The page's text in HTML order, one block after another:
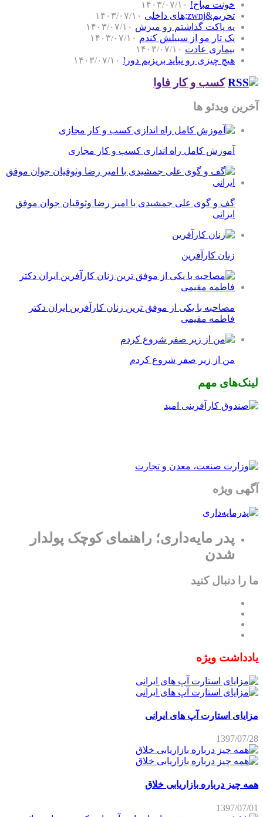
خونت مباح! ۱۴۰۳/۰۷/۱۰
تحریم&zwnj;های داخلی
۱۴۰۳/۰۷/۱۰
یه پاکت گذاشتم رو میزش ۱۴۰۳/۰۷/۱۰
یک تار مو از سبیلش کندم ۱۴۰۳/۰۷/۱۰
بیماری عادت ۱۴۰۳/۰۷/۱۰
هیچ چیزی رو نباید بریزیم دور! ۱۴۰۳/۰۷/۱۰
کسب و کار فاوا
آخرین ویدئو ها
آموزش کامل راه اندازی کسب و کار مجازی
گف و گوی علی جمشیدی با امیر رضا وثوقیان جوان موفق
ایرانی
زنان کارآفرین
مصاحبه با یکی از موفق ترین زنان کارآفرین ایران دکتر
فاطمه مقیمی
من از زیر صفر شروع کردم
لینک‌های مهم
آگهی ویژه
پدر مایه‌داری؛ راهنمای کوچک پولدار
شدن
ما را دنبال کنید
یادداشت ویژه
مزایای استارت آپ های ایرانی
1397/07/28
همه چیز درباره بازاریابی خلاق
1397/07/01